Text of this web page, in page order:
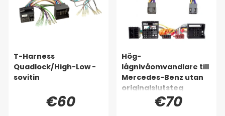
T-Harness
Quadlock/High-Low -
sovitin
€60
Hög-
lågnivåomvandlare till
Mercedes-Benz utan
originalslutsteg
€70